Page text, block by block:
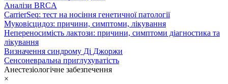
Аналізи BRCA
CarrierSeq: тест на носіння генетичної патології
Муковісцидоз: причини, симптоми, лікування
Непереносимість лактози: причини, симптоми діагностика та
лікування
Визначення синдрому Ді Джоржи
Сенсоневральна приглухуватість
Анестезіологічне забезпечення
×